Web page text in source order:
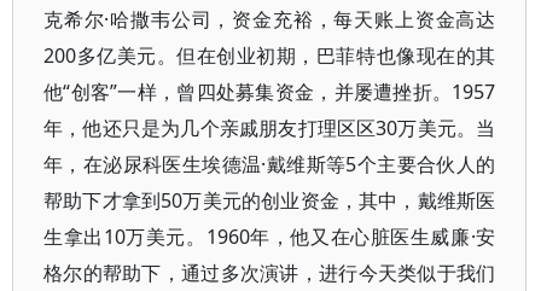
克希尔·哈撒韦公司，资金充裕，每天账上资金高达
200多亿美元。但在创业初期，巴菲特也像现在的其
他“创客”一样，曾四处募集资金，并屡遭挫折。1957
年，他还只是为几个亲戚朋友打理区区30万美元。当
年，在泌尿科医生埃德温·戴维斯等5个主要合伙人的
帮助下才拿到50万美元的创业资金，其中，戴维斯医
生拿出10万美元。1960年，他又在心脏医生威廉·安
格尔的帮助下，通过多次演讲，进行今天类似于我们